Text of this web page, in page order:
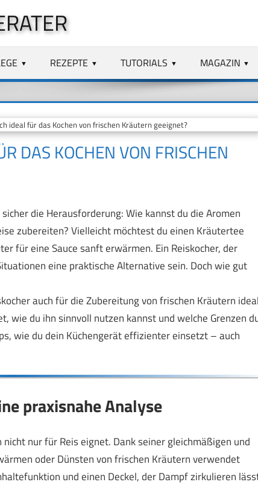
REZEPTE TUTORIALS MAGAZIN
ideal für das Kochen von frischen Kräutern geeignet?
DAS KOCHEN VON FRISCHEN
die Herausforderung: Wie kannst du die Aromen
zubereiten? Vielleicht möchtest du einen Kräutertee
für eine Sauce sanft erwärmen. Ein Reiskocher, der
eine praktische Alternative sein. Doch wie gut
auch für die Zubereitung von frischen Kräutern ideal
wie du ihn sinnvoll nutzen kannst und welche Grenzen
wie du dein Küchengerät effizienter einsetzt – auch
praxisnahe Analyse
nur für Reis eignet. Dank seiner gleichmäßigen und
oder Dünsten von frischen Kräutern verwendet
und einen Deckel, der Dampf zirkulieren